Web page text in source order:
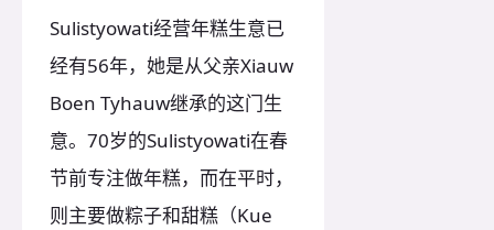
Sulistyowati经营年糕生意已
经有56年，她是从父亲Xiauw
Boen Tyhauw继承的这门生
意。70岁的Sulistyowati在春
节前专注做年糕，而在平时，
则主要做粽子和甜糕（Kue